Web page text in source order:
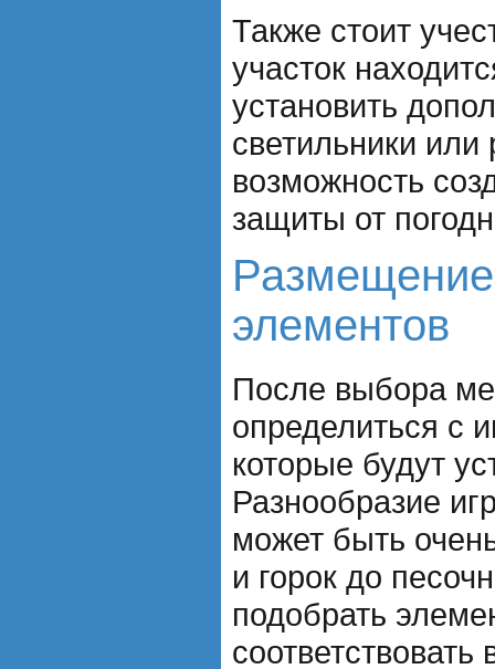
Также стоит
участок
установить
светильники или
возможность
защиты от
элементов
После выбора
определиться с
которые будут
Разнообразие
может быть
и горок до
подобрать